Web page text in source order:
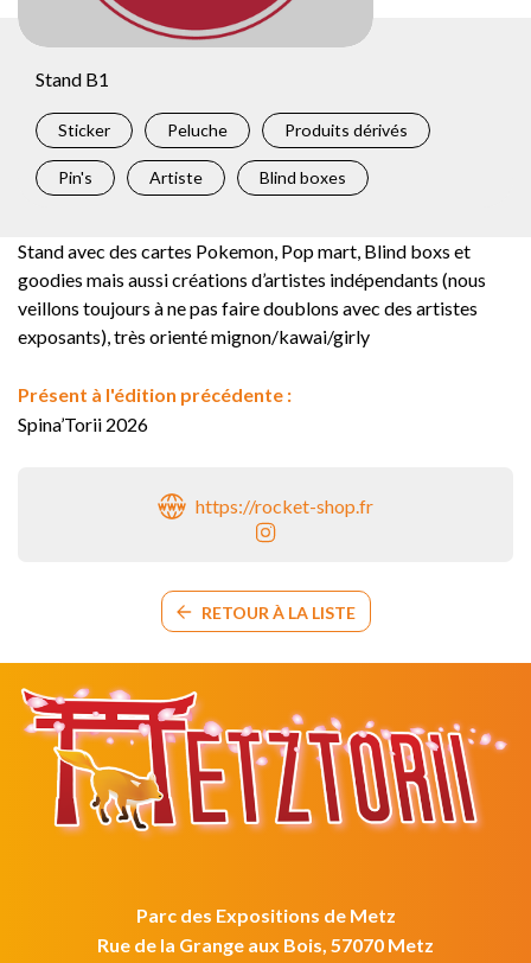
Stand B1
Sticker Peluche Produits dérivés
Pin's Artiste Blind boxes
Stand avec des cartes Pokemon, Pop mart, Blind boxs et
goodies mais aussi créations d’artistes indépendants (nous
veillons toujours à ne pas faire doublons avec des artistes
exposants), très orienté mignon/kawai/girly
Présent à l'édition précédente :
Spina’Torii 2026
https://rocket-shop.fr
RETOUR À LA LISTE
Parc des Expositions de Metz
Rue de la Grange aux Bois, 57070 Metz